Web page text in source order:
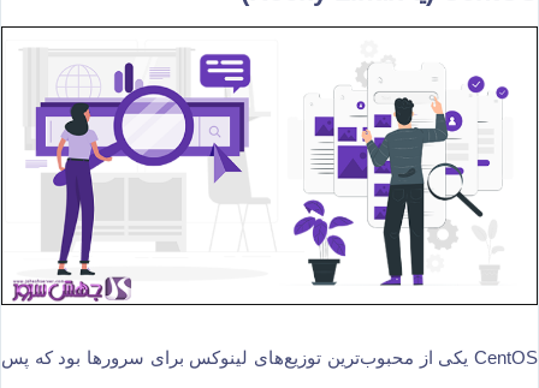
CentOS یکی از محبوب‌ترین توزیع‌های لینوکس برای سرورها بود که پس